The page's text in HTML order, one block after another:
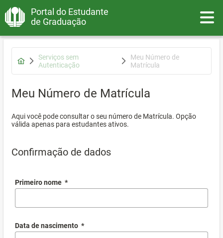
Portal do Estudante
de Graduação
Serviços sem
Autenticação
Meu Número de
Matrícula
Meu Número de Matrícula
Aqui você pode consultar o seu número de Matrícula. Opção
válida apenas para estudantes ativos.
Confirmação de dados
Primeiro nome *
Data de nascimento *